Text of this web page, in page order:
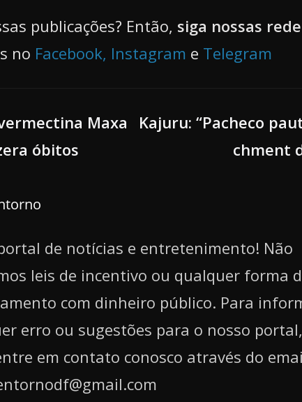
publicações? Então, siga nossas
no Facebook, Instagram e Telegram
Maxa
óbitos
Kajuru: “Pacheco
chment
de notícias e entretenimento! Não
leis de incentivo ou qualquer forma
com dinheiro público. Para
erro ou sugestões para o nosso
em contato conosco através do